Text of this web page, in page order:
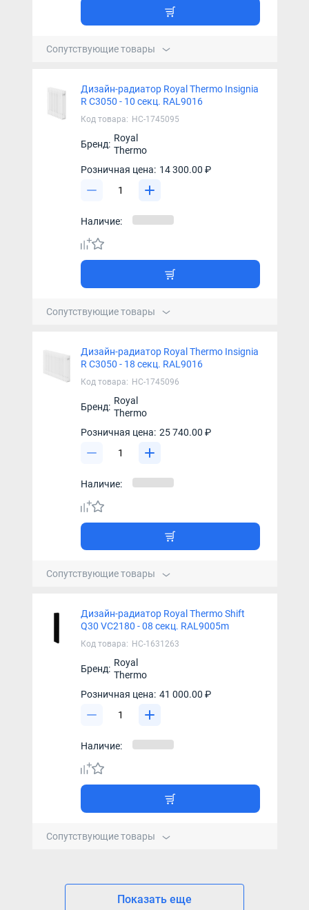
Сопутствующие товары
Дизайн-радиатор Royal Thermo Insignia
R C3050 - 10 секц. RAL9016
Код товара: НС-1745095
Бренд:
Royal
Thermo
Розничная цена: 14 300.00 ₽
Наличие:
Сопутствующие товары
Дизайн-радиатор Royal Thermo Insignia
R C3050 - 18 секц. RAL9016
Код товара: НС-1745096
Бренд:
Royal
Thermo
Розничная цена: 25 740.00 ₽
Наличие:
Сопутствующие товары
Дизайн-радиатор Royal Thermo Shift
Q30 VC2180 - 08 секц. RAL9005m
Код товара: НС-1631263
Бренд:
Royal
Thermo
Розничная цена: 41 000.00 ₽
Наличие:
Сопутствующие товары
Показать еще